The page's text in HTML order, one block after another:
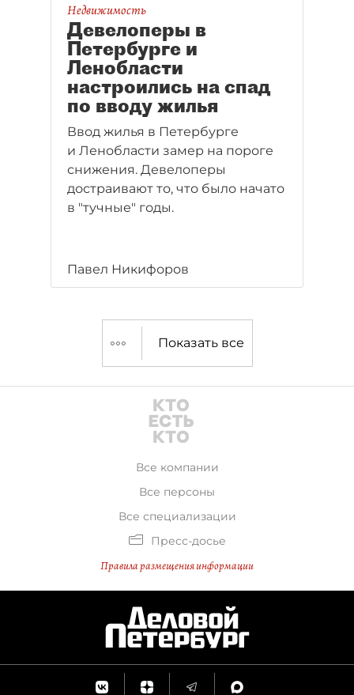
Недвижимость
Девелоперы в
Петербурге и
Ленобласти
настроились на спад
по вводу жилья
Ввод жилья в Петербурге
и Ленобласти замер на пороге
снижения. Девелоперы
достраивают то, что было начато
в "тучные" годы.
Павел Никифоров
Показать все
Все компании
Все персоны
Все специализации
Пресс-досье
Правила размещения информации